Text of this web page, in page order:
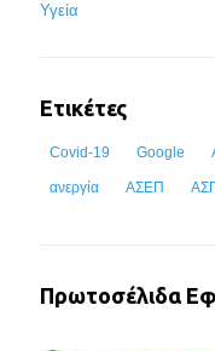
Υγεία
Ετικέτες
Covid-19 Google
ανεργία ΑΣΕΠ
Πρωτοσέλιδα